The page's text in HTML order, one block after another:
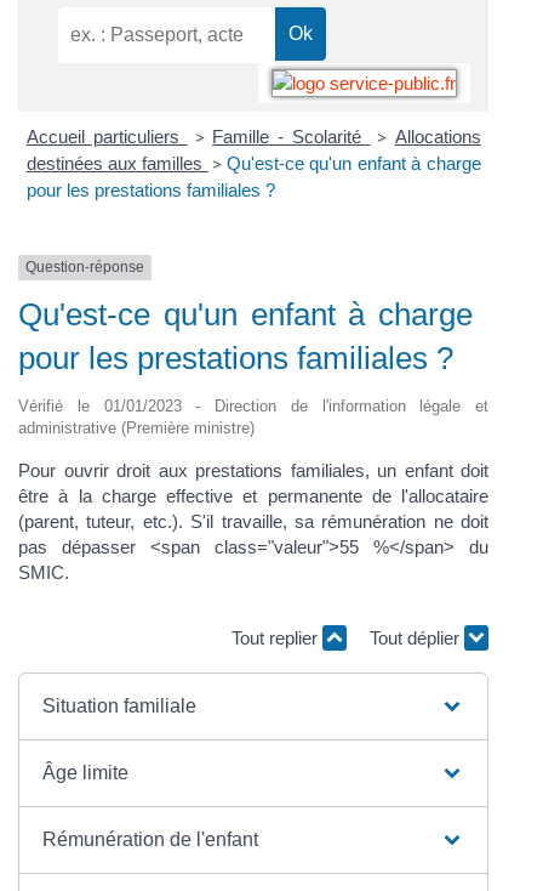
Accueil particuliers > Famille - Scolarité > Allocations
destinées aux familles
> Qu'est-ce qu'un enfant à charge
pour les prestations familiales ?
Question-réponse
Qu'est-ce qu'un enfant à charge
pour les prestations familiales ?
Vérifié le 01/01/2023 - Direction de l'information légale et
administrative (Première ministre)
Pour ouvrir droit aux prestations familiales, un enfant doit
être à la charge effective et permanente de l'allocataire
(parent, tuteur, etc.). S'il travaille, sa rémunération ne doit
pas dépasser <span class="valeur">55 %</span> du
SMIC.
Tout replier Tout déplier
Situation familiale
Âge limite
Rémunération de l'enfant